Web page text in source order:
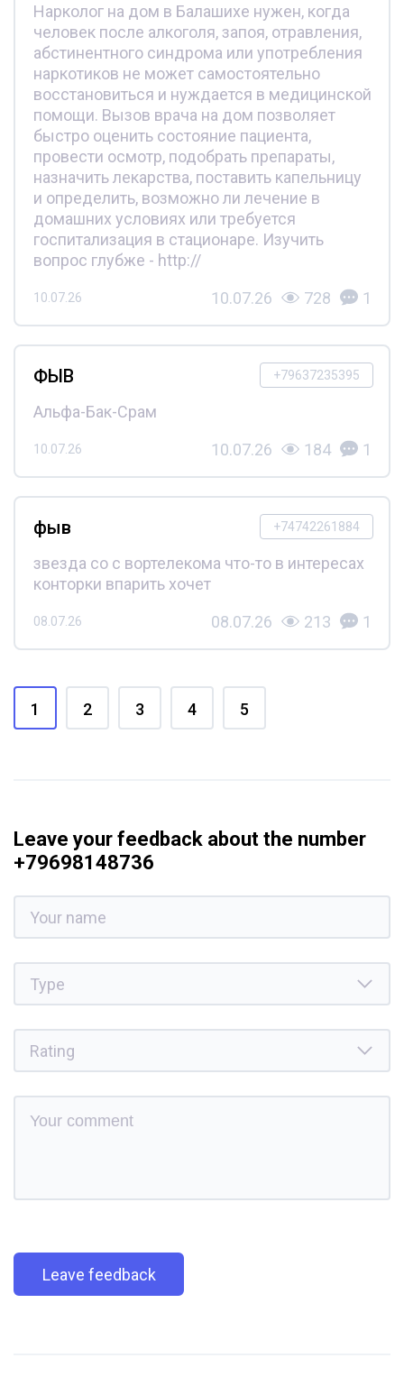
Нарколог на дом в Балашихе нужен, когда
человек после алкоголя, запоя, отравления,
абстинентного синдрома или употребления
наркотиков не может самостоятельно
восстановиться и нуждается в медицинской
помощи. Вызов врача на дом позволяет
быстро оценить состояние пациента,
провести осмотр, подобрать препараты,
назначить лекарства, поставить капельницу
и определить, возможно ли лечение в
домашних условиях или требуется
госпитализация в стационаре. Изучить
вопрос глубже - http://
10.07.26 10.07.26 728 1
+79637235395
ФЫВ
Альфа-Бак-Срам
10.07.26 10.07.26 184 1
+74742261884
фыв
звезда со с вортелекома что-то в интересах
конторки впарить хочет
08.07.26 08.07.26 213 1
1 2 3 4 5
Leave your feedback about the number
+79698148736
Leave feedback